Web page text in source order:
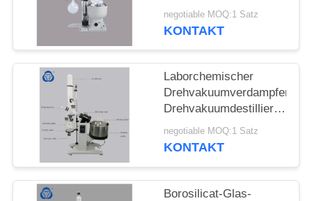
DATENSCHUTZRICHTLINIE
Vakuumdestillations-
Minirotationsverdampfer-
negotiable MOQ:1 Satz
KONTAKT
Laborchemischer
Drehvakuumverdampfer,
mit Wasserbad
negotiable MOQ:1 Satz
KONTAKT
Borosilicat-Glas-